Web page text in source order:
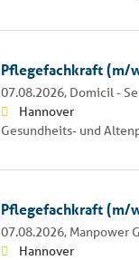
Pflegefachkraft (m/
07.08.2026, Domicil -
Hannover
Gesundheits- und
Pflegefachkraft (m/
07.08.2026, Manpower
Hannover